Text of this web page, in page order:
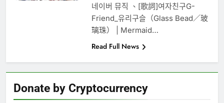
네이버 뮤직 、[歌詞]여자친구G-
Friend_유리구슬（Glass Bead／玻
璃珠） | Mermaid…
Read Full News
Donate by Cryptocurrency